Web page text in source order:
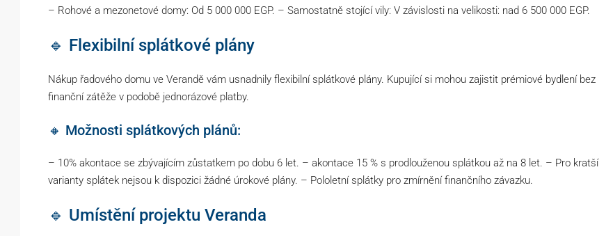
– Rohové a mezonetové domy: Od 5 000 000 EGP. – Samostatně stojící vily: V závislosti na velikosti: nad 6 500 000 EGP.
🔹 Flexibilní splátkové plány
Nákup řadového domu ve Verandě vám usnadnily flexibilní splátkové plány. Kupující si mohou zajistit prémiové bydlení bez
finanční zátěže v podobě jednorázové platby.
🔸 Možnosti splátkových plánů:
– 10% akontace se zbývajícím zůstatkem po dobu 6 let. – akontace 15 % s prodlouženou splátkou až na 8 let. – Pro kratší
varianty splátek nejsou k dispozici žádné úrokové plány. – Pololetní splátky pro zmírnění finančního závazku.
🔹 Umístění projektu Veranda